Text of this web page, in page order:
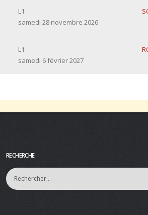
L1
samedi 28 novembre 2026
L1
samedi 6 février 2027
RECHERCHE